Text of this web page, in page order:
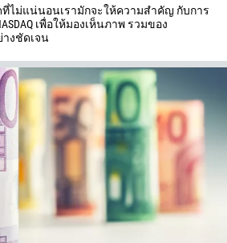
ไม่แน่นอนเรามักจะให้ความสำคัญ กับการ
เพื่อให้มองเห็นภาพ รวมของ
งชัดเจน
โทรกลับ
อถือ
พท์หาได้เมื่อ
— 23:00